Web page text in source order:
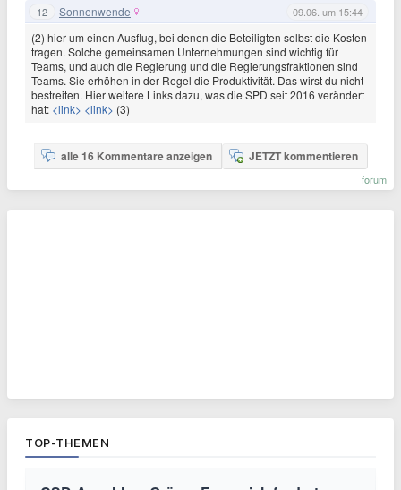
12 Sonnenwende 09.06. um 15:44
(2) hier um einen Ausflug, bei denen die Beteiligten selbst die Kosten
tragen. Solche gemeinsamen Unternehmungen sind wichtig für
Teams, und auch die Regierung und die Regierungsfraktionen sind
Teams. Sie erhöhen in der Regel die Produktivität. Das wirst du nicht
bestreiten. Hier weitere Links dazu, was die SPD seit 2016 verändert
hat: <link> <link> (3)
alle 16 Kommentare anzeigen JETZT kommentieren
forum
TOP-THEMEN